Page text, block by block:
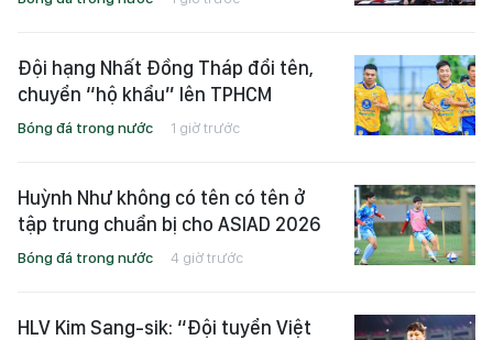
Đội hạng Nhất Đồng Tháp đổi tên,
chuyển “hộ khẩu” lên TPHCM
Bóng đá trong nước 1 giờ trước
Huỳnh Như không có tên có tên ở
tập trung chuẩn bị cho ASIAD 2026
Bóng đá trong nước 4 giờ trước
HLV Kim Sang-sik: “Đội tuyển Việt